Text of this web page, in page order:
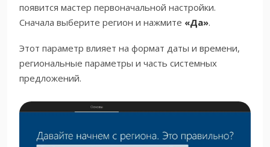
появится мастер первоначальной настройки.
Сначала выберите регион и нажмите «Да».
Этот параметр влияет на формат даты и времени,
региональные параметры и часть системных
предложений.